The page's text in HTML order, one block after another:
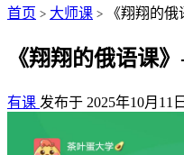
首页 > 大师课 > 《翔翔的
《翔翔的俄语课
有课 发布于 2025年10月11日